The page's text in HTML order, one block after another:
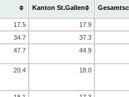
Kanton St.Gallen
17.5
17.9
34.7
37.3
47.7 44.9
20.4 18.0